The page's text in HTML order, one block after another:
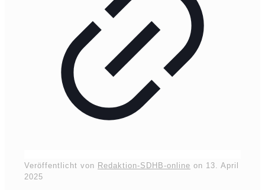
Veröffentlicht von Redaktion-SDHB-online on 13. April
2025